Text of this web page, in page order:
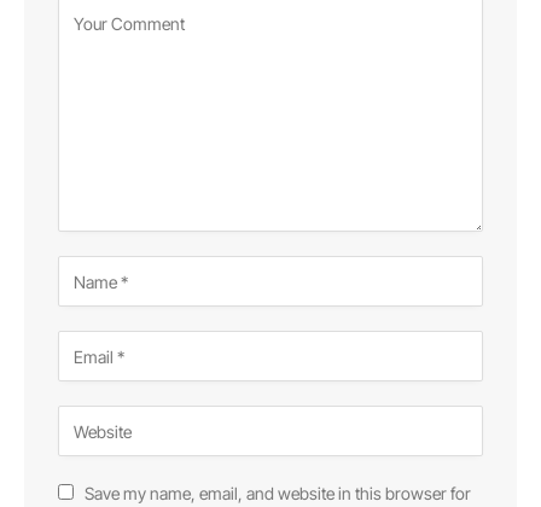
Save my name, email, and website in this browser for